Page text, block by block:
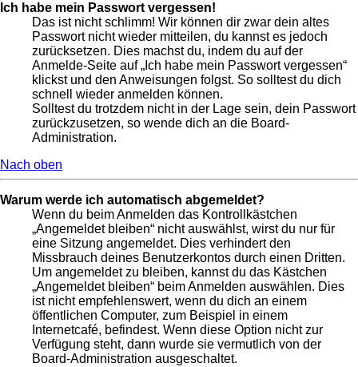
Ich habe mein Passwort vergessen!
Das ist nicht schlimm! Wir können dir zwar dein altes
Passwort nicht wieder mitteilen, du kannst es jedoch
zurücksetzen. Dies machst du, indem du auf der
Anmelde-Seite auf „Ich habe mein Passwort vergessen“
klickst und den Anweisungen folgst. So solltest du dich
schnell wieder anmelden können.
Solltest du trotzdem nicht in der Lage sein, dein Passwort
zurückzusetzen, so wende dich an die Board-
Administration.
Nach oben
Warum werde ich automatisch abgemeldet?
Wenn du beim Anmelden das Kontrollkästchen
„Angemeldet bleiben“ nicht auswählst, wirst du nur für
eine Sitzung angemeldet. Dies verhindert den
Missbrauch deines Benutzerkontos durch einen Dritten.
Um angemeldet zu bleiben, kannst du das Kästchen
„Angemeldet bleiben“ beim Anmelden auswählen. Dies
ist nicht empfehlenswert, wenn du dich an einem
öffentlichen Computer, zum Beispiel in einem
Internetcafé, befindest. Wenn diese Option nicht zur
Verfügung steht, dann wurde sie vermutlich von der
Board-Administration ausgeschaltet.